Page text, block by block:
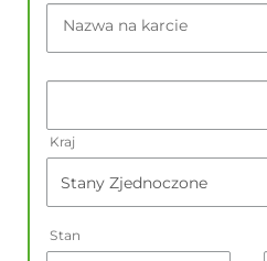
Nazwa na karcie
Kraj
Stan